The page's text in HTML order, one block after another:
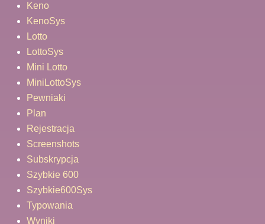
Keno
KenoSys
Lotto
LottoSys
Mini Lotto
MiniLottoSys
Pewniaki
Plan
Rejestracja
Screenshots
Subskrypcja
Szybkie 600
Szybkie600Sys
Typowania
Wyniki